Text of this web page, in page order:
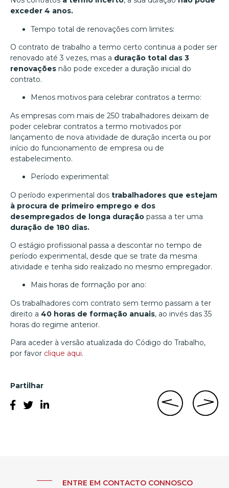
exceder 4 anos.
Tempo total de renovações com limites:
O contrato de trabalho a termo certo continua a poder ser
renovado até 3 vezes, mas a duração total das 3
renovações não pode exceder a duração inicial do
contrato.
Menos motivos para celebrar contratos a termo:
As empresas com mais de 250 trabalhadores deixam de
poder celebrar contratos a termo motivados por
lançamento de nova atividade de duração incerta ou por
início do funcionamento de empresa ou de
estabelecimento.
Período experimental:
O período experimental dos trabalhadores que estejam
à procura de primeiro emprego e dos
desempregados de longa duração passa a ter uma
duração de 180 dias.
O estágio profissional passa a descontar no tempo de
período experimental, desde que se trate da mesma
atividade e tenha sido realizado no mesmo empregador.
Mais horas de formação por ano:
Os trabalhadores com contrato sem termo passam a ter
direito a 40 horas de formação anuais, ao invés das 35
horas do regime anterior.
Para aceder à versão atualizada do Código do Trabalho,
por favor clique aqui.
Partilhar
ENTRE EM CONTACTO CONNOSCO